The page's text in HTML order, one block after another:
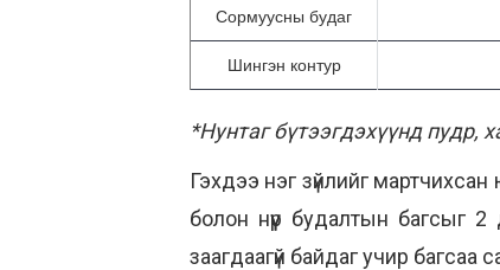
Сормуусны будаг
Шингэн контур
*Нунтаг бүтээгдэхүүнд пудр,
Гэхдээ нэг зүйлийг
болон нүүр будалтын багсыг
заагдаагүй байдаг учир